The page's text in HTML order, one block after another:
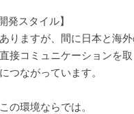
発スタイル】
りますが、間に日本と海
接コミュニケーションを取
つながっています。
の環境ならでは。